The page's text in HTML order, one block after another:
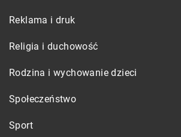
Reklama i druk
Religia i duchowość
Rodzina i wychowanie dzieci
Społeczeństwo
Sport